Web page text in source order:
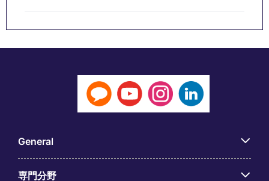
General
専門分野